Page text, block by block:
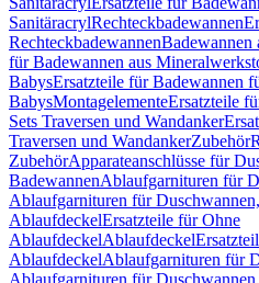
SanitäracrylRechteckbadewannen
RechteckbadewannenBadewannen
für Badewannen aus
BabysErsatzteile für Badewannen
BabysMontagelementeErsatzteile
Sets Traversen und Wandanker
Traversen und WandankerZubehör
ZubehörApparateanschlüsse für
BadewannenAblaufgarnituren für
Ablaufgarnituren für
AblaufdeckelErsatzteile für Ohne
AblaufdeckelAblaufdeckel
AblaufdeckelAblaufgarnituren für
Ablaufgarnituren für